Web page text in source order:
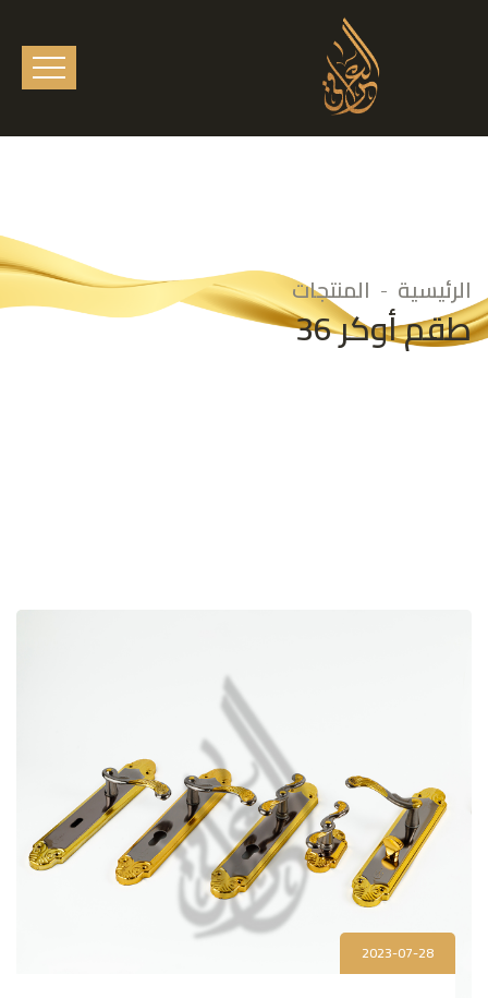
الرئيسية المنتجات
طقم أوكر 36
2023-07-28